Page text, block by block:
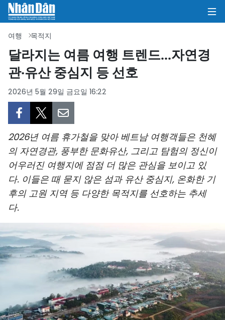
집
정치
비즈니스
사회
환경
스포츠
과학기술
여행
세계
여행 목적지
달라지는 여름 여행 트렌드...자연경
관·유산 중심지 등 선호
2026년 5월 29일 금요일 16:22
2026년 여름 휴가철을 맞아 베트남 여행객들은 천혜
의 자연경관, 풍부한 문화유산, 그리고 탐험의 정신이
어우러진 여행지에 점점 더 많은 관심을 보이고 있
다. 이들은 때 묻지 않은 섬과 유산 중심지, 온화한 기
후의 고원 지역 등 다양한 목적지를 선호하는 추세
다.